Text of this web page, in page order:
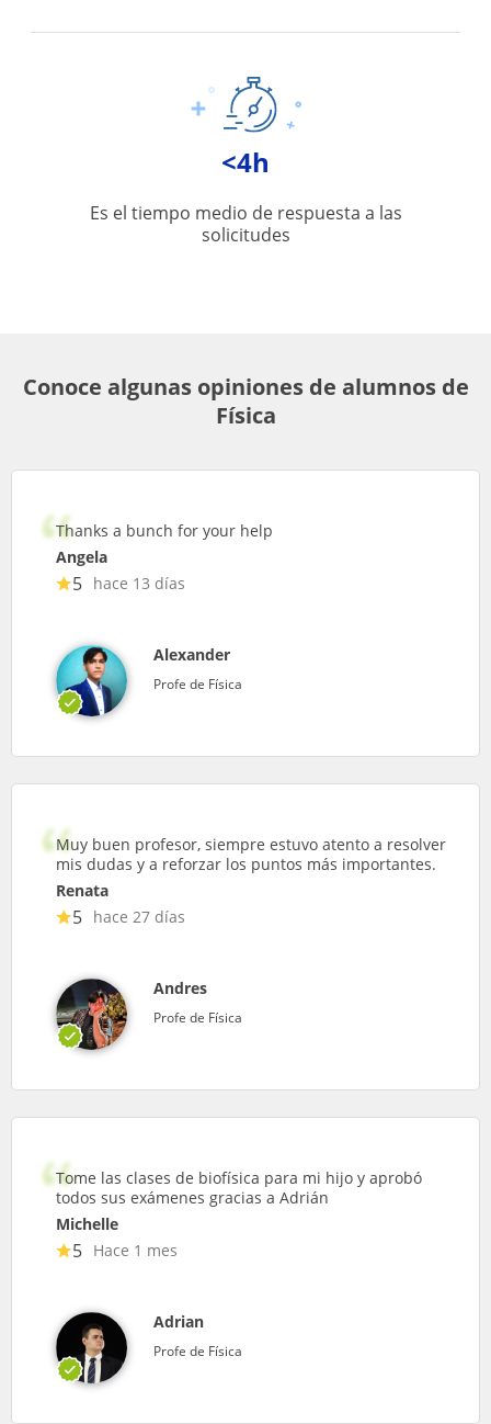
<4h
Es el tiempo medio de respuesta a las
solicitudes
Conoce algunas opiniones de alumnos de
Física
Thanks a bunch for your help
Angela
5 hace 13 días
Alexander
Profe de Física
Muy buen profesor, siempre estuvo atento a resolver
mis dudas y a reforzar los puntos más importantes.
Renata
5 hace 27 días
Andres
Profe de Física
Tome las clases de biofísica para mi hijo y aprobó
todos sus exámenes gracias a Adrián
Michelle
5 Hace 1 mes
Adrian
Profe de Física